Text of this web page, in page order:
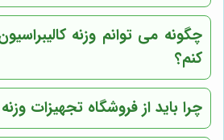
چگونه می توانم وزنه
کنم؟
چرا باید از فروشگاه تجهیزات